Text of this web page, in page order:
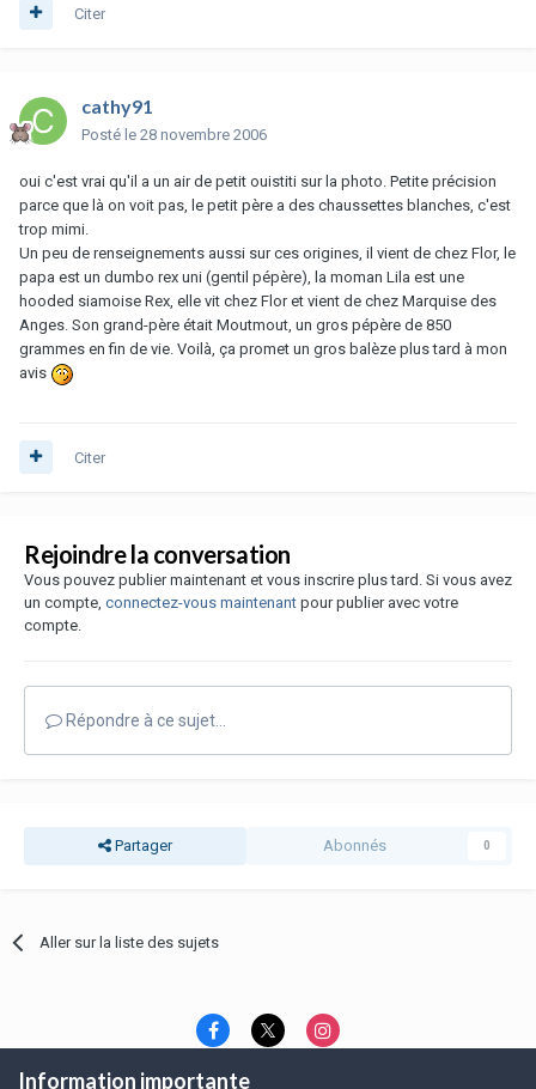
Citer
cathy91
Posté le 28 novembre 2006
oui c'est vrai qu'il a un air de petit ouistiti sur la photo. Petite précision
parce que là on voit pas, le petit père a des chaussettes blanches, c'est
trop mimi.
Un peu de renseignements aussi sur ces origines, il vient de chez Flor, le
papa est un dumbo rex uni (gentil pépère), la moman Lila est une
hooded siamoise Rex, elle vit chez Flor et vient de chez Marquise des
Anges. Son grand-père était Moutmout, un gros pépère de 850
grammes en fin de vie. Voilà, ça promet un gros balèze plus tard à mon
avis
Citer
Rejoindre la conversation
Vous pouvez publier maintenant et vous inscrire plus tard. Si vous avez
un compte, connectez-vous maintenant pour publier avec votre
compte.
Répondre à ce sujet…
Partager Abonnés 0
Aller sur la liste des sujets
Information importante